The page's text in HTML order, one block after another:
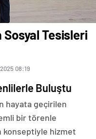
Sosyal Tesisleri
08:19
Buluştu
hayata geçirilen
bir törenle
konseptiyle hizmet